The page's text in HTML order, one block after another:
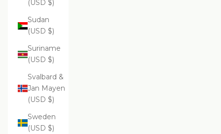
(USD $)
Sudan
(USD $)
Suriname
(USD $)
Svalbard &
Jan Mayen
(USD $)
Sweden
(USD $)